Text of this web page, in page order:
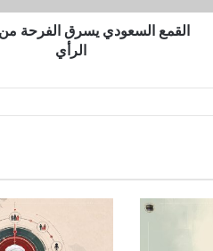
القمع السعودي يسرق الفرحة
الرأي